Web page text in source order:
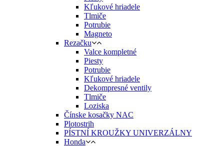
Kľukové hriadele
Tlmiče
Potrubie
Magneto
Rezačku
Valce kompletné
Piesty
Potrubie
Kľukové hriadele
Dekompresné ventily
Tlmiče
Loziska
Čínske kosačky NAC
Plotostrih
PÍSTNÍ KROUŽKY UNIVERZÁLNY
Honda